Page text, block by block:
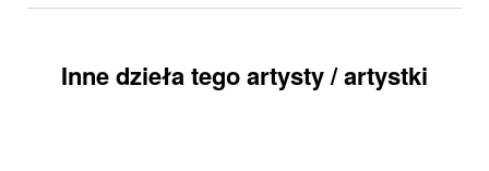
Inne dzieła tego artysty / artystki